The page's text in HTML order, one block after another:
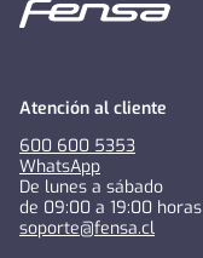
Atención al cliente
600 600 5353
WhatsApp
De lunes a sábado
de 09:00 a 19:00 horas
soporte@fensa.cl